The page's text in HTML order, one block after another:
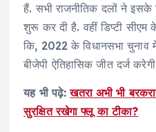
हैं. सभी राजनीतिक दलों ने इसके
शुरू कर दी है. वहीं डिप्टी सीएम
कि, 2022 के विधानसभा चुनाव
बीजेपी ऐतिहासिक जीत दर्ज
यह भी पढ़े:खतरा अभी भी
सुरक्षित रखेगा फ्लू का टीका?